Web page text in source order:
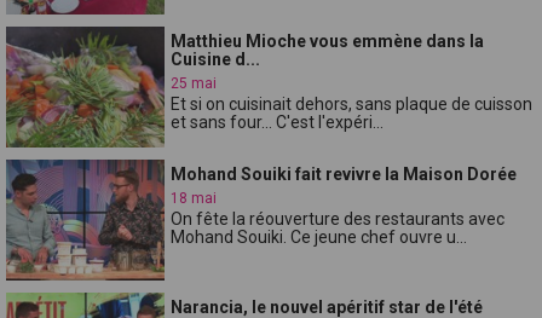
Matthieu Mioche vous emmène dans la
Cuisine d...
25 mai
Et si on cuisinait dehors, sans plaque de cuisson
et sans four... C'est l'expéri...
Mohand Souiki fait revivre la Maison Dorée
18 mai
On fête la réouverture des restaurants avec
Mohand Souiki. Ce jeune chef ouvre u...
Narancia, le nouvel apéritif star de l'été